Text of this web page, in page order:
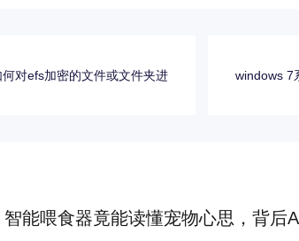
对efs加密的文件或文件夹进 windows 7
智能喂食器竟能读懂宠物心思，背后